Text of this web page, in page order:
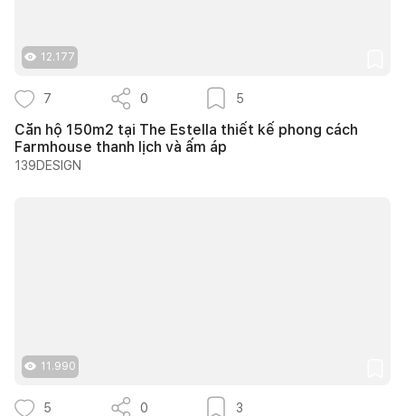
12.177
7 0 5
Căn hộ 150m2 tại The Estella thiết kế phong cách
Farmhouse thanh lịch và ấm áp
139DESIGN
11.990
5 0 3